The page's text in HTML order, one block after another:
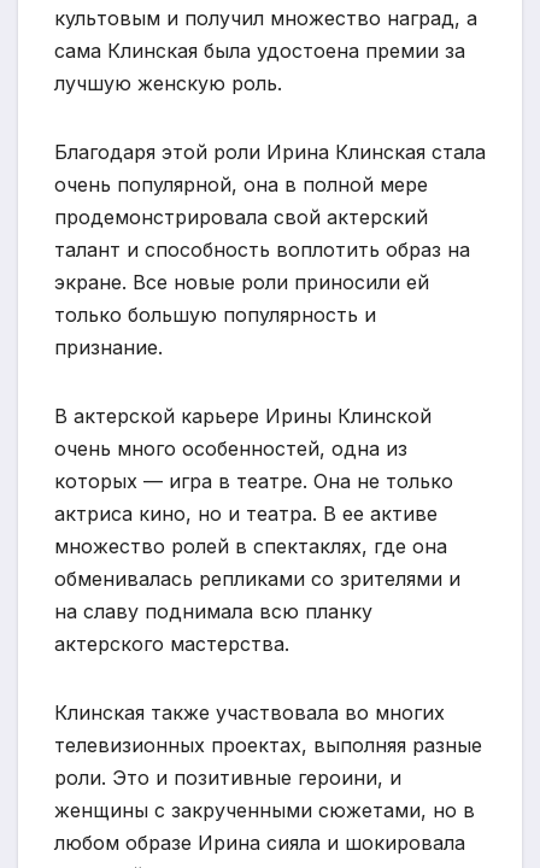
культовым и получил множество наград, а
сама Клинская была удостоена премии за
лучшую женскую роль.
Благодаря этой роли Ирина Клинская стала
очень популярной, она в полной мере
продемонстрировала свой актерский
талант и способность воплотить образ на
экране. Все новые роли приносили ей
только большую популярность и
признание.
В актерской карьере Ирины Клинской
очень много особенностей, одна из
которых — игра в театре. Она не только
актриса кино, но и театра. В ее активе
множество ролей в спектаклях, где она
обменивалась репликами со зрителями и
на славу поднимала всю планку
актерского мастерства.
Клинская также участвовала во многих
телевизионных проектах, выполняя разные
роли. Это и позитивные героини, и
женщины с закрученными сюжетами, но в
любом образе Ирина сияла и шокировала